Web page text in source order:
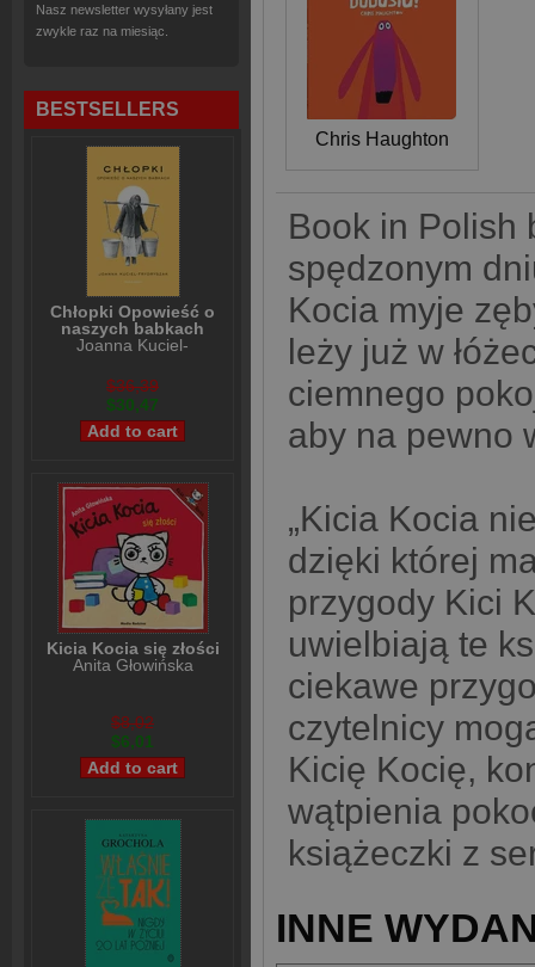
Nasz newsletter wysyłany jest
zwykle raz na miesiąc.
BESTSELLERS
Chłopki Opowieść o
naszych babkach
Joanna Kuciel-
$36,39
$30,47
Kicia Kocia się złości
Anita Głowińska
$8,02
$6,01
Chris Haughton
Book in Polish
spędzonym
Kocia myje
leży już w
ciemnego
aby na pewno
„Kicia Kocia
dzięki której
przygody Kici
uwielbiają te
ciekawe
czytelnicy
Kicię Kocię,
wątpienia
książeczki z
INNE